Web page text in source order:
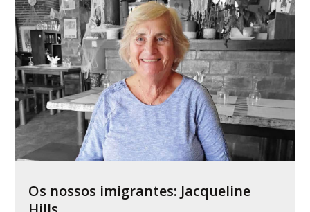
Os nossos imigrantes: Jacqueline